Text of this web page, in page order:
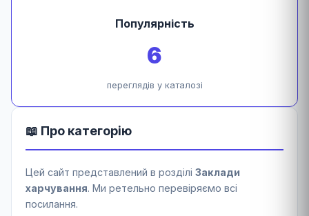
Популярність
6
переглядів у каталозі
📖 Про категорію
Цей сайт представлений в розділі Заклади
харчування. Ми ретельно перевіряємо всі
посилання.